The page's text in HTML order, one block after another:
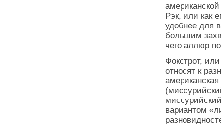
Рэк, или как
удобнее для
большим
чего аллюр
Фокстрот,
относят к
вариантом